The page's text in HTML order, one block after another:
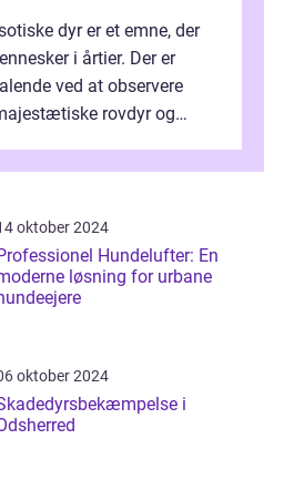
dyr er et emne, der
i årtier. Der er
ved at observere
rovdyr og
oktober 2024
Hundelufter: En
løsning for urbane
oktober 2024
i